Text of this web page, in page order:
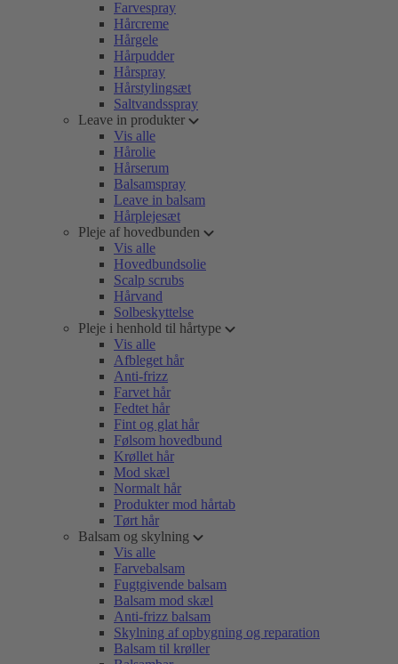
Farvespray
Hårcreme
Hårgele
Hårpudder
Hårspray
Hårstylingsæt
Saltvandsspray
Leave in produkter
Vis alle
Hårolie
Hårserum
Balsamspray
Leave in balsam
Hårplejesæt
Pleje af hovedbunden
Vis alle
Hovedbundsolie
Scalp scrubs
Hårvand
Solbeskyttelse
Pleje i henhold til hårtype
Vis alle
Afbleget hår
Anti-frizz
Farvet hår
Fedtet hår
Fint og glat hår
Følsom hovedbund
Krøllet hår
Mod skæl
Normalt hår
Produkter mod hårtab
Tørt hår
Balsam og skylning
Vis alle
Farvebalsam
Fugtgivende balsam
Balsam mod skæl
Anti-frizz balsam
Skylning af opbygning og reparation
Balsam til krøller